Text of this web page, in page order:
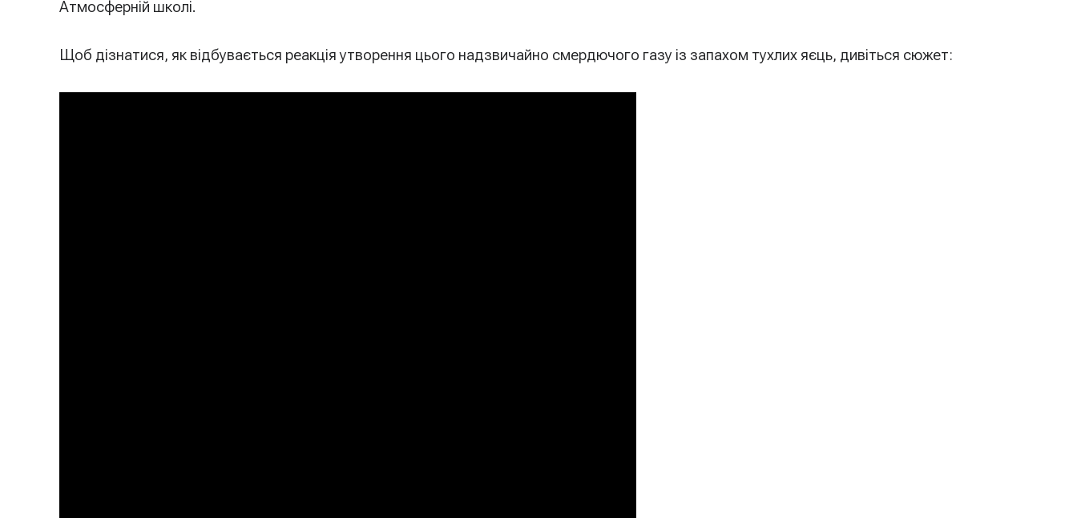
Атмосферній школі.
Щоб дізнатися, як відбувається реакція утворення цього надзвичайно смердючого газу із запахом тухлих яєць, дивіться сюжет: